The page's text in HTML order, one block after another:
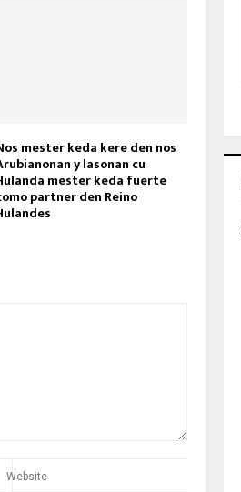
mester keda kere den nos
y lasonan cu
mester keda fuerte
partner den Reino